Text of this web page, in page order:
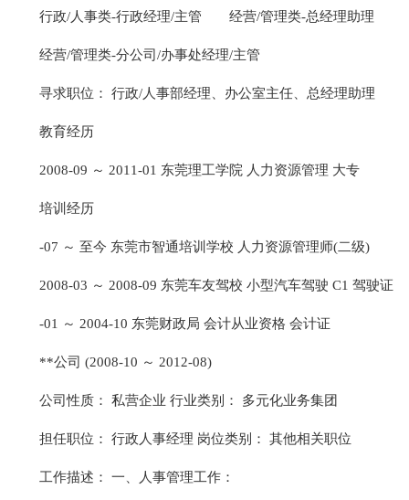
行政/人事类-行政经理/主管 经营/管理类-总经理助理
经营/管理类-分公司/办事处经理/主管
寻求职位： 行政/人事部经理、办公室主任、总经理助理
教育经历
2008-09 ～ 2011-01 东莞理工学院 人力资源管理 大专
培训经历
-07 ～ 至今 东莞市智通培训学校 人力资源管理师(二级)
2008-03 ～ 2008-09 东莞车友驾校 小型汽车驾驶 C1 驾驶证
-01 ～ 2004-10 东莞财政局 会计从业资格 会计证
**公司 (2008-10 ～ 2012-08)
公司性质： 私营企业 行业类别： 多元化业务集团
担任职位： 行政人事经理 岗位类别： 其他相关职位
工作描述： 一、人事管理工作：